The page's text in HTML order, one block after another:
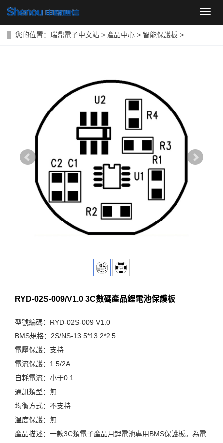
導
您的位置： 瑞鼎電子中文站 > 產品中心 > 智能保護板 >
RYD-02S-009/V1.0 3C數碼產品鋰電池保護板
型號編碼：RYD-02S-009 V1.0
BMS規格：2S/NS-13.5*13.2*2.5
電壓保護：支持
電流保護：1.5/2A
自耗電流：小于0.1
通訊類型：無
均衡方式：不支持
溫度保護：無
產品描述：一款3C類電子產品用鋰電池專用BMS保護板。為電